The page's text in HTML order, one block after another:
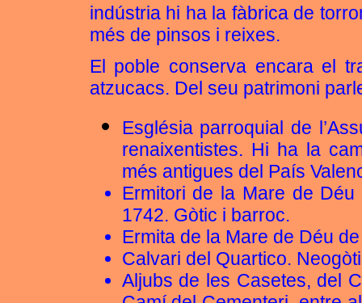
indústria hi ha la fàbrica de
més de pinsos i reixes.
El poble conserva encara el
atzucacs. Del seu patrimoni
Església parroquial de
renaixentistes. Hi ha la
més antigues del País
Ermitori de la Mare de Déu
1742. Gòtic i barroc.
Ermita de la Mare de Déu
Calvari del Quartico.
Aljubs de les Casetes, del